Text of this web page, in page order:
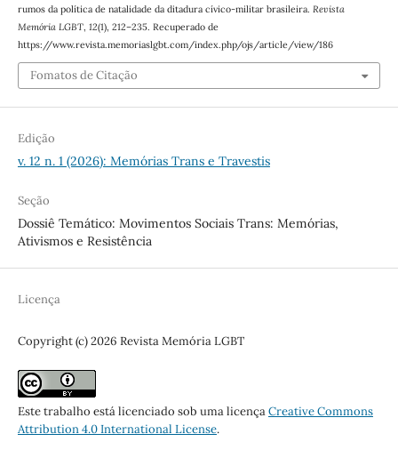
rumos da política de natalidade da ditadura cívico-militar brasileira. Revista
Memória LGBT, 12(1), 212–235. Recuperado de
https://www.revista.memoriaslgbt.com/index.php/ojs/article/view/186
Fomatos de Citação
Edição
v. 12 n. 1 (2026): Memórias Trans e Travestis
Seção
Dossiê Temático: Movimentos Sociais Trans: Memórias,
Ativismos e Resistência
Licença
Copyright (c) 2026 Revista Memória LGBT
Este trabalho está licenciado sob uma licençaCreative Commons
Attribution 4.0 International License.